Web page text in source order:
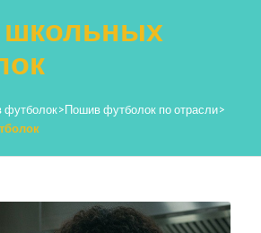
футболок>Пошив футболок по отрасли>